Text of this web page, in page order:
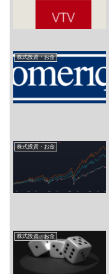
株式投資・お金
株式投資・お金
株式投資・お金